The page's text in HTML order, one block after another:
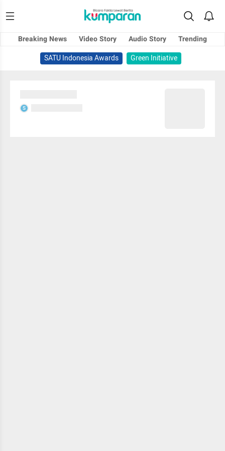
Breaking News Video Story Audio Story
Trending
SATU Indonesia Awards
Green Initiative
S